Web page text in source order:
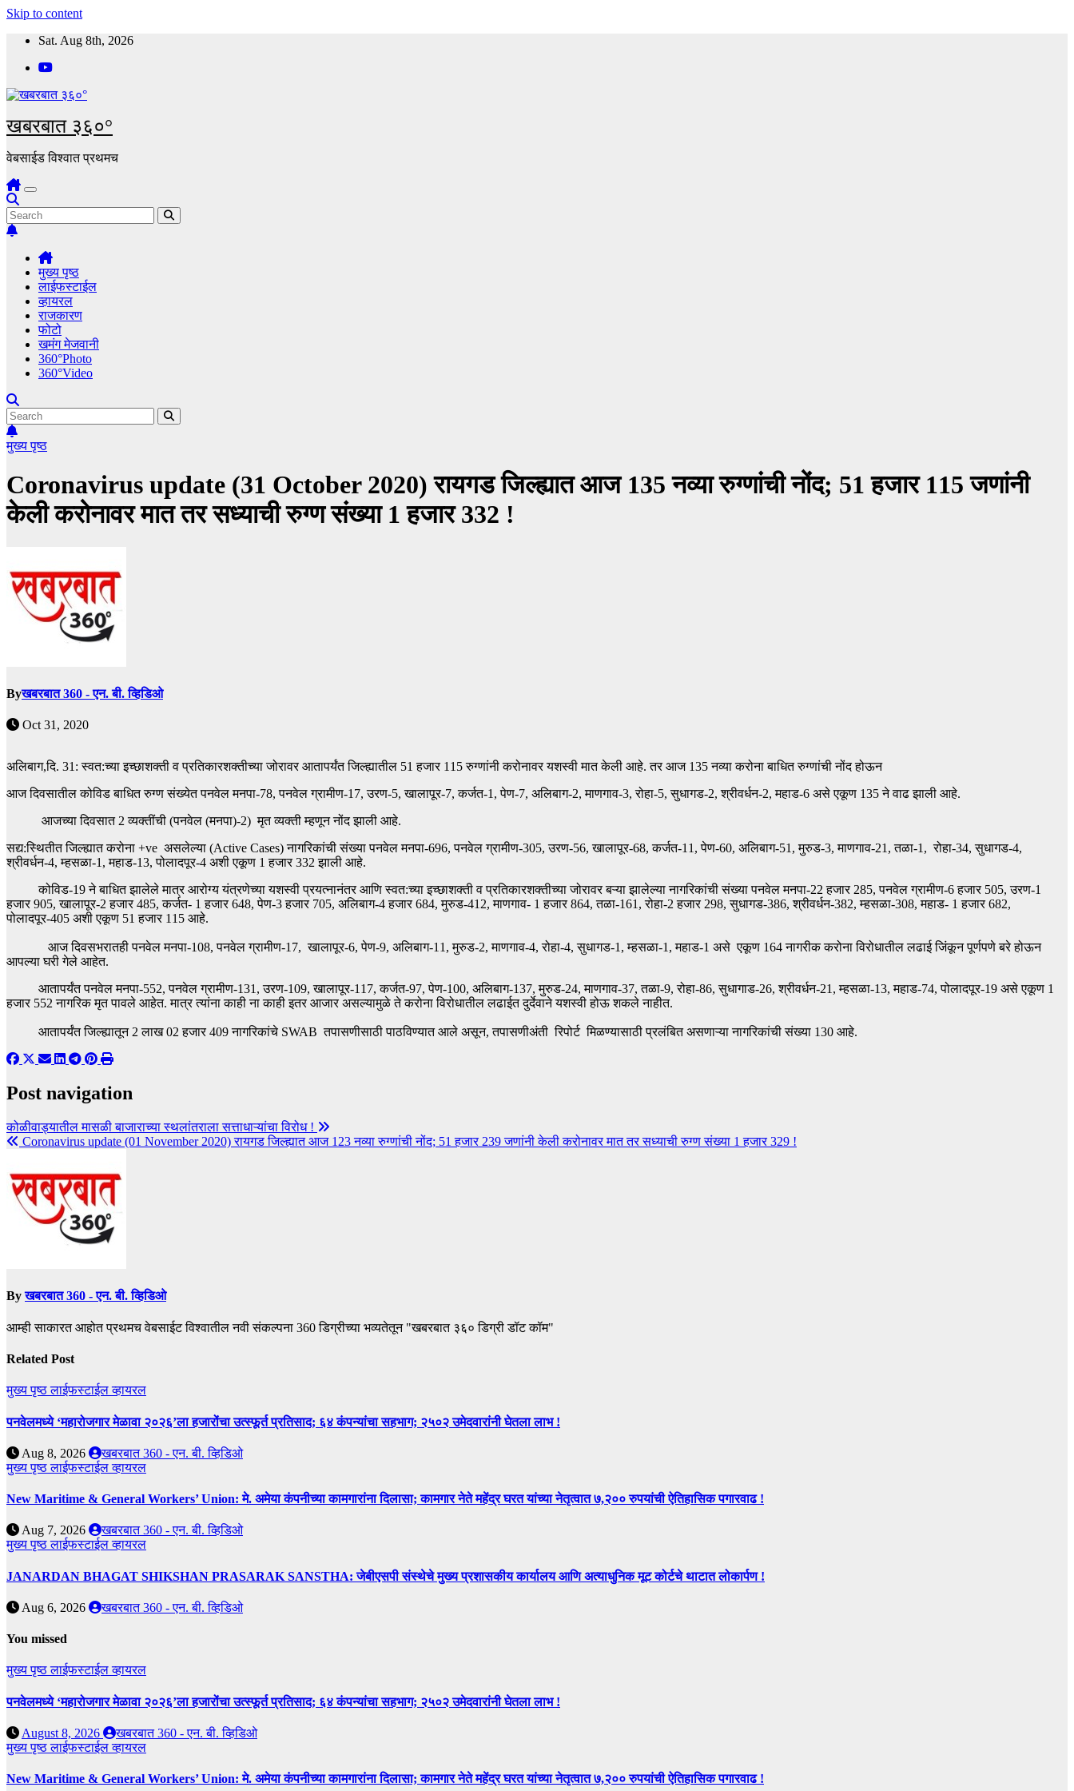
Skip to content
Sat. Aug 8th, 2026
खबरबात ३६०°
वेबसाईड विश्वात प्रथमच
मुख्य पृष्ठ
लाईफस्टाईल
व्हायरल
राजकारण
फोटो
खमंग मेजवानी
360°Photo
360°Video
मुख्य पृष्ठ
Coronavirus update (31 October 2020) रायगड जिल्ह्यात आज 135 नव्या रुग्णांची नोंद; 51 हजार 115 जणांनी
केली करोनावर मात तर सध्याची रुग्ण संख्या 1 हजार 332 !
Byखबरबात 360 - एन. बी. व्हिडिओ
Oct 31, 2020
अलिबाग,दि. 31: स्वत:च्या इच्छाशक्ती व प्रतिकारशक्तीच्या जोरावर आतापर्यंत जिल्ह्यातील 51 हजार 115 रुग्णांनी करोनावर यशस्वी मात केली आहे. तर आज 135 नव्या करोना बाधित रुग्णांची नोंद होऊन
आज दिवसातील कोविड बाधित रुग्ण संख्येत पनवेल मनपा-78, पनवेल ग्रामीण-17, उरण-5, खालापूर-7, कर्जत-1, पेण-7, अलिबाग-2, माणगाव-3, रोहा-5, सुधागड-2, श्रीवर्धन-2, महाड-6 असे एकूण 135 ने वाढ झाली आहे.
आजच्या दिवसात 2 व्यक्तींची (पनवेल (मनपा)-2) मृत व्यक्ती म्हणून नोंद झाली आहे.
सद्य:स्थितीत जिल्ह्यात करोना +ve असलेल्या (Active Cases) नागरिकांची संख्या पनवेल मनपा-696, पनवेल ग्रामीण-305, उरण-56, खालापूर-68, कर्जत-11, पेण-60, अलिबाग-51, मुरुड-3, माणगाव-21, तळा-1, रोहा-34, सुधागड-4,
श्रीवर्धन-4, म्हसळा-1, महाड-13, पोलादपूर-4 अशी एकूण 1 हजार 332 झाली आहे.
कोविड-19 ने बाधित झालेले मात्र आरोग्य यंत्रणेच्या यशस्वी प्रयत्नानंतर आणि स्वत:च्या इच्छाशक्ती व प्रतिकारशक्तीच्या जोरावर बऱ्या झालेल्या नागरिकांची संख्या पनवेल मनपा-22 हजार 285, पनवेल ग्रामीण-6 हजार 505, उरण-1
हजार 905, खालापूर-2 हजार 485, कर्जत- 1 हजार 648, पेण-3 हजार 705, अलिबाग-4 हजार 684, मुरुड-412, माणगाव- 1 हजार 864, तळा-161, रोहा-2 हजार 298, सुधागड-386, श्रीवर्धन-382, म्हसळा-308, महाड- 1 हजार 682,
पोलादपूर-405 अशी एकूण 51 हजार 115 आहे.
आज दिवसभरातही पनवेल मनपा-108, पनवेल ग्रामीण-17, खालापूर-6, पेण-9, अलिबाग-11, मुरुड-2, माणगाव-4, रोहा-4, सुधागड-1, म्हसळा-1, महाड-1 असे एकूण 164 नागरीक करोना विरोधातील लढाई जिंकून पूर्णपणे बरे होऊन
आपल्या घरी गेले आहेत.
आतापर्यंत पनवेल मनपा-552, पनवेल ग्रामीण-131, उरण-109, खालापूर-117, कर्जत-97, पेण-100, अलिबाग-137, मुरुड-24, माणगाव-37, तळा-9, रोहा-86, सुधागाड-26, श्रीवर्धन-21, म्हसळा-13, महाड-74, पोलादपूर-19 असे एकूण 1
हजार 552 नागरिक मृत पावले आहेत. मात्र त्यांना काही ना काही इतर आजार असल्यामुळे ते करोना विरोधातील लढाईत दुर्देवाने यशस्वी होऊ शकले नाहीत.
आतापर्यंत जिल्ह्यातून 2 लाख 02 हजार 409 नागरिकांचे SWAB तपासणीसाठी पाठविण्यात आले असून, तपासणीअंती रिपोर्ट मिळण्यासाठी प्रलंबित असणाऱ्या नागरिकांची संख्या 130 आहे.
Post navigation
कोळीवाड्यातील मासळी बाजाराच्या स्थलांतराला सत्ताधाऱ्यांचा विरोध !
Coronavirus update (01 November 2020) रायगड जिल्ह्यात आज 123 नव्या रुग्णांची नोंद; 51 हजार 239 जणांनी केली करोनावर मात तर सध्याची रुग्ण संख्या 1 हजार 329 !
Byखबरबात 360 - एन. बी. व्हिडिओ
आम्ही साकारत आहोत प्रथमच वेबसाईट विश्वातील नवी संकल्पना 360 डिग्रीच्या भव्यतेतून "खबरबात ३६० डिग्री डॉट कॉम"
Related Post
मुख्य पृष्ठलाईफस्टाईलव्हायरल
पनवेलमध्ये ‘महारोजगार मेळावा २०२६’ला हजारोंचा उत्स्फूर्त प्रतिसाद; ६४ कंपन्यांचा सहभाग; २५०२ उमेदवारांनी घेतला लाभ !
Aug 8, 2026
खबरबात 360 - एन. बी. व्हिडिओ
मुख्य पृष्ठलाईफस्टाईलव्हायरल
New Maritime & General Workers’ Union: मे. अमेया कंपनीच्या कामगारांना दिलासा; कामगार नेते महेंद्र घरत यांच्या नेतृत्वात ७,२०० रुपयांची ऐतिहासिक पगारवाढ !
Aug 7, 2026
खबरबात 360 - एन. बी. व्हिडिओ
मुख्य पृष्ठलाईफस्टाईलव्हायरल
JANARDAN BHAGAT SHIKSHAN PRASARAK SANSTHA: जेबीएसपी संस्थेचे मुख्य प्रशासकीय कार्यालय आणि अत्याधुनिक मूट कोर्टचे थाटात लोकार्पण !
Aug 6, 2026 खबरबात 360 - एन. बी. व्हिडिओ
You missed
मुख्य पृष्ठलाईफस्टाईलव्हायरल
पनवेलमध्ये ‘महारोजगार मेळावा २०२६’ला हजारोंचा उत्स्फूर्त प्रतिसाद; ६४ कंपन्यांचा सहभाग; २५०२ उमेदवारांनी घेतला लाभ !
August 8, 2026
खबरबात 360 - एन. बी. व्हिडिओ
मुख्य पृष्ठलाईफस्टाईलव्हायरल
New Maritime & General Workers’ Union: मे. अमेया कंपनीच्या कामगारांना दिलासा; कामगार नेते महेंद्र घरत यांच्या नेतृत्वात ७,२०० रुपयांची ऐतिहासिक पगारवाढ !